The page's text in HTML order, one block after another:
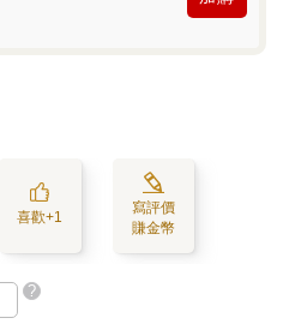
喜歡+1
寫評價
賺金幣
?